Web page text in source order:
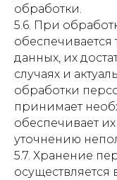
обработки.
5.6. При
данных, их
случаях и
обработки
принимает
обеспечивает
уточнению
5.7. Хранение